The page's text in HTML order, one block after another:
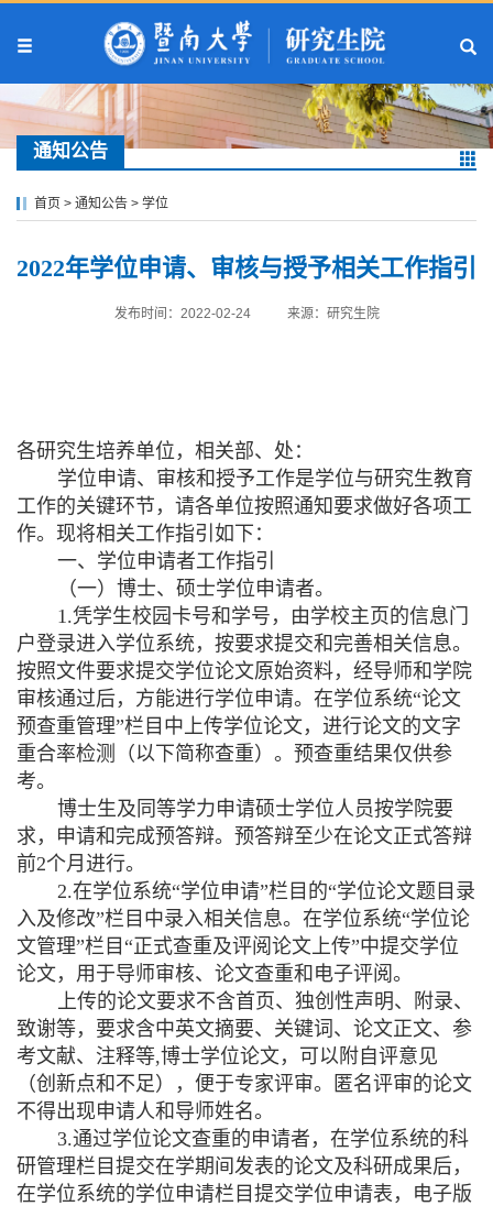
通知公告
首页 > 通知公告 > 学位
2022年学位申请、审核与授予相关工作指引
发布时间：2022-02-24 来源：研究生院
各研究生培养单位，相关部、处：
学位申请、审核和授予工作是学位与研究生教育
工作的关键环节，请各单位按照通知要求做好各项工
作。现将相关工作指引如下：
一、学位申请者工作指引
（一）博士、硕士学位申请者。
1.凭学生校园卡号和学号，由学校主页的信息门
户登录进入学位系统，按要求提交和完善相关信息。
按照文件要求提交学位论文原始资料，经导师和学院
审核通过后，方能进行学位申请。在学位系统“论文
预查重管理”栏目中上传学位论文，进行论文的文字
重合率检测（以下简称查重）。预查重结果仅供参
考。
博士生及同等学力申请硕士学位人员按学院要
求，申请和完成预答辩。预答辩至少在论文正式答辩
前2个月进行。
2.在学位系统“学位申请”栏目的“学位论文题目录
入及修改”栏目中录入相关信息。在学位系统“学位论
文管理”栏目“正式查重及评阅论文上传”中提交学位
论文，用于导师审核、论文查重和电子评阅。
上传的论文要求不含首页、独创性声明、附录、
致谢等，要求含中英文摘要、关键词、论文正文、参
考文献、注释等,博士学位论文，可以附自评意见
（创新点和不足），便于专家评审。匿名评审的论文
不得出现申请人和导师姓名。
3.通过学位论文查重的申请者，在学位系统的科
研管理栏目提交在学期间发表的论文及科研成果后，
在学位系统的学位申请栏目提交学位申请表，电子版